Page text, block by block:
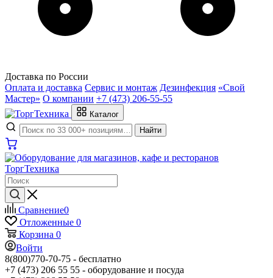
Доставка по России
Оплата и доставка Сервис и монтаж Дезинфекция «Свой
Мастер» О компании +7 (473) 206-55-55
Каталог
Найти
Сравнение0
Отложенные 0
Корзина 0
Войти
8(800)770-70-75 - бесплатно
+7 (473) 206 55 55 - оборудование и посуда